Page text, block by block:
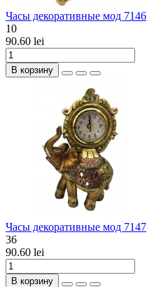
Часы декоративные мод 7146
10
90.60 lei
В корзину
Часы декоративные мод 7147
36
90.60 lei
В корзину